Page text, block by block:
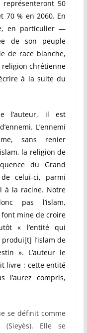
50
70 % en 2060. En
en particulier —
de son peuple
de race blanche,
chrétienne
à la suite du
l’auteur, il est
L’ennemi
sans renier
la religion de
du Grand
celui-ci, parmi
à la racine. Notre
pas l’islam,
mine de croire
« l’entité qui
l’islam de
». L’auteur le
livre : cette entité
l’aurez compris,
se définit comme
Elle se